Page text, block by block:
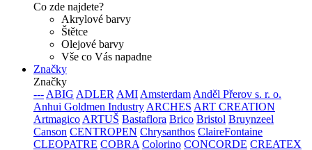
Co zde najdete?
Akrylové barvy
Štětce
Olejové barvy
Vše co Vás napadne
Značky
Značky
--- ABIG ADLER AMI Amsterdam Anděl Přerov s. r. o.
Anhui Goldmen Industry ARCHES ART CREATION
Artmagico ARTUŠ Bastaflora Brico Bristol Bruynzeel
Canson CENTROPEN Chrysanthos ClaireFontaine
CLEOPATRE COBRA Colorino CONCORDE CREATEX